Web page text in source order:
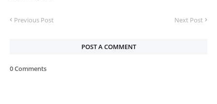
Previous Post Next Post
POST A COMMENT
0 Comments